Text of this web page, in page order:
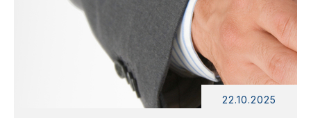
22.10.2025